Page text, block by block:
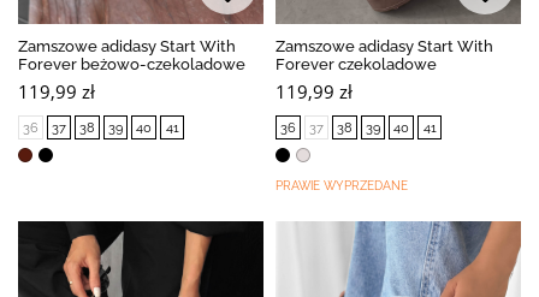
Zamszowe adidasy Start With
Forever beżowo-czekoladowe
119,99 zł
36 37 38 39 40 41
Zamszowe adidasy Start With
Forever czekoladowe
119,99 zł
36 37 38 39 40 41
PRAWIE WYPRZEDANE